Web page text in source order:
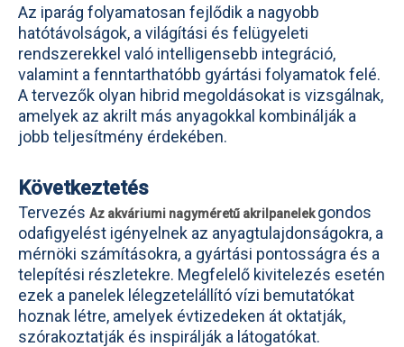
Az iparág folyamatosan fejlődik a nagyobb
hatótávolságok, a világítási és felügyeleti
rendszerekkel való intelligensebb integráció,
valamint a fenntarthatóbb gyártási folyamatok felé.
A tervezők olyan hibrid megoldásokat is vizsgálnak,
amelyek az akrilt más anyagokkal kombinálják a
jobb teljesítmény érdekében.
Következtetés
Tervezés Az akváriumi nagyméretű akrilpanelekgondos
odafigyelést igényelnek az anyagtulajdonságokra, a
mérnöki számításokra, a gyártási pontosságra és a
telepítési részletekre. Megfelelő kivitelezés esetén
ezek a panelek lélegzetelállító vízi bemutatókat
hoznak létre, amelyek évtizedeken át oktatják,
szórakoztatják és inspirálják a látogatókat.